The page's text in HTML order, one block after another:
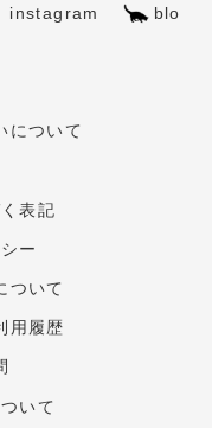
instagram
blo
について
表記
ー
ついて
用履歴
いて